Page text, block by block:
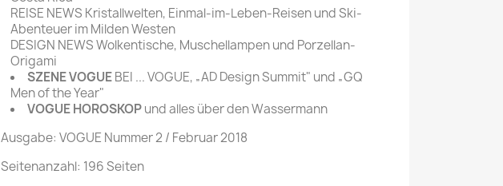
REISE NEWS Kristallwelten, Einmal-im-Leben-Reisen und Ski-
Abenteuer im Milden Westen
DESIGN NEWS Wolkentische, Muschellampen und Porzellan-
Origami
SZENE VOGUEBEI ... VOGUE, „AD Design Summit" und „GQ
Men of the Year"
VOGUE HOROSKOPund alles über den Wassermann
Ausgabe: VOGUE Nummer 2 / Februar 2018
Seitenanzahl: 196 Seiten